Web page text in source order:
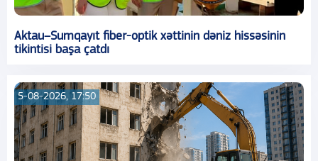
Aktau–Sumqayıt fiber-optik xəttinin dəniz hissəsinin
tikintisi başa çatdı
5-08-2026, 17:50